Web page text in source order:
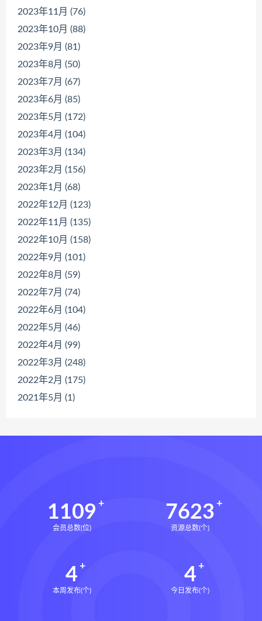
2023年11月 (76)
2023年10月 (88)
2023年9月 (81)
2023年8月 (50)
2023年7月 (67)
2023年6月 (85)
2023年5月 (172)
2023年4月 (104)
2023年3月 (134)
2023年2月 (156)
2023年1月 (68)
2022年12月 (123)
2022年11月 (135)
2022年10月 (158)
2022年9月 (101)
2022年8月 (59)
2022年7月 (74)
2022年6月 (104)
2022年5月 (46)
2022年4月 (99)
2022年3月 (248)
2022年2月 (175)
2021年5月 (1)
1109
会员总数(位)
7623
资源总数(个)
4
本周发布(个)
4
今日发布(个)